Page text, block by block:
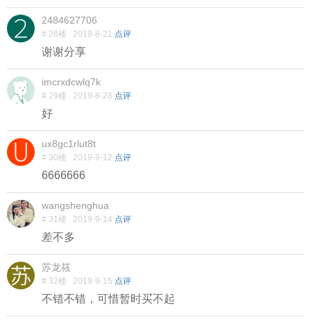
2484627706
# 28楼 2019-8-21 点评
谢谢分享
imcrxdcwlq7k
# 29楼 2019-8-28 点评
好
ux8gc1rlut8t
# 30楼 2019-9-12 点评
6666666
wangshenghua
# 31楼 2019-9-14 点评
差不多
苏龙筱
# 32楼 2019-9-15 点评
不错不错，可惜暂时买不起